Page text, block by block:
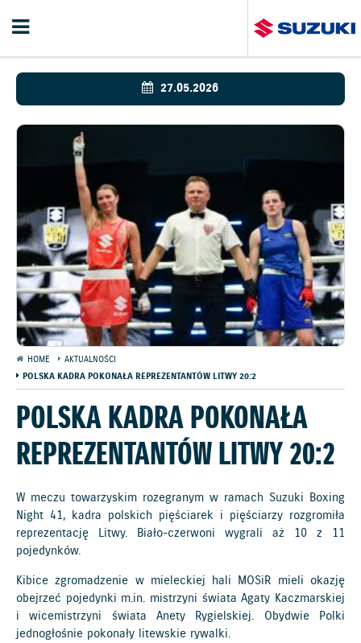
27.05.2026
HOME
AKTUALNOŚCI
POLSKA KADRA POKONAŁA REPREZENTANTÓW LITWY 20:2
POLSKA KADRA POKONAŁA
REPREZENTANTÓW LITWY 20:2
W meczu towarzyskim rozegranym w ramach Suzuki Boxing
Night 41, kadra polskich pięściarek i pięściarzy rozgromiła
reprezentację Litwy. Biało-czerwoni wygrali aż 10 z 11
pojedynków.
Kibice zgromadzenie w mieleckiej hali MOSiR mieli okazję
obejrzeć pojedynki m.in. mistrzyni świata Agaty Kaczmarskiej
i wicemistrzyni świata Anety Rygielskiej. Obydwie Polki
jednogłośnie pokonały litewskie rywalki.